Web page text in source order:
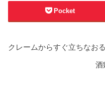
Pocket
クレームからすぐ立ちなお
酒